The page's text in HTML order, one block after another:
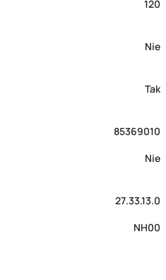
120
Nie
Tak
85369010
Nie
27.33.13.0
NH00